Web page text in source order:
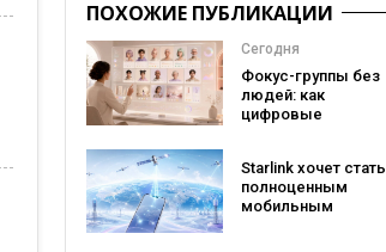
ПОХОЖИЕ ПУБЛИКАЦИИ
Сегодня
Фокус-группы без
людей: как
цифровые
изменят
маркетинговые
исследования
Starlink хочет стать
полноценным
мобильным